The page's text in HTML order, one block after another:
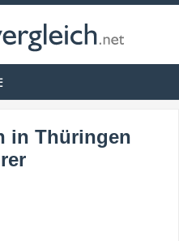
in Thüringen